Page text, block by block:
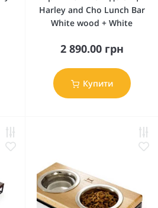
Harley and Cho Lunch Bar
White wood + White
2 890.00 грн
Купити